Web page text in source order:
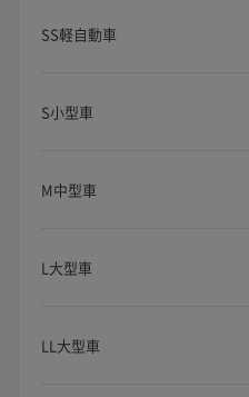
SS軽自動車
S小型車
M中型車
L大型車
LL大型車